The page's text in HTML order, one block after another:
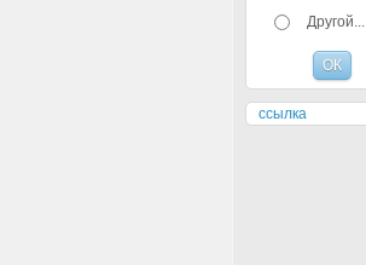
Другой...
ссылка